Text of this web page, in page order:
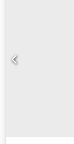
5879 - Software-